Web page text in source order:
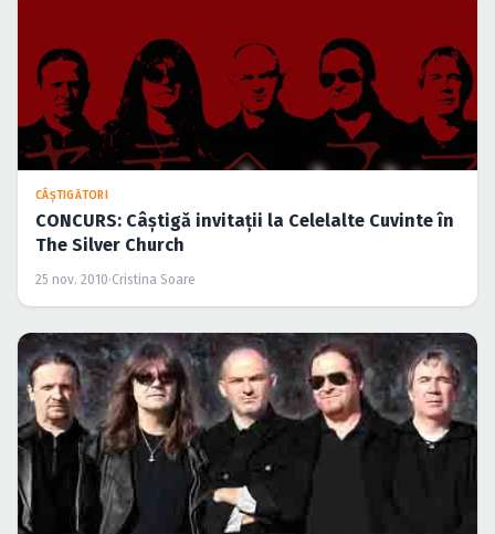
CÂŞTIGĂTORI
CONCURS: Câştigă invitaţii la Celelalte Cuvinte în
The Silver Church
25 nov. 2010·Cristina Soare